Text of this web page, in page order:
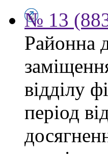
№ 13
Районна
відділу
період